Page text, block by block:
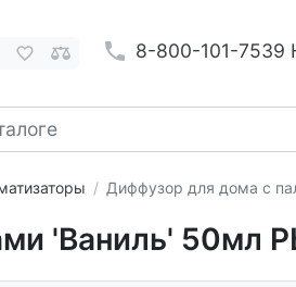
8-800-101-7539
Диффузор для дома с
'Ваниль'